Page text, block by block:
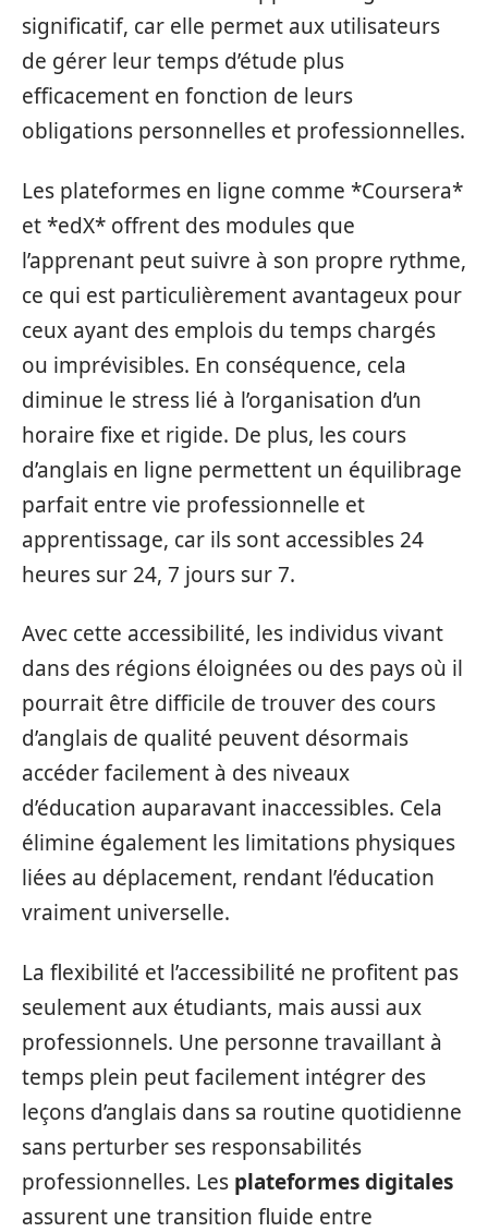
significatif, car elle permet aux utilisateurs
de gérer leur temps d’étude plus
efficacement en fonction de leurs
obligations personnelles et professionnelles.
Les plateformes en ligne comme *Coursera*
et *edX* offrent des modules que
l’apprenant peut suivre à son propre rythme,
ce qui est particulièrement avantageux pour
ceux ayant des emplois du temps chargés
ou imprévisibles. En conséquence, cela
diminue le stress lié à l’organisation d’un
horaire fixe et rigide. De plus, les cours
d’anglais en ligne permettent un équilibrage
parfait entre vie professionnelle et
apprentissage, car ils sont accessibles 24
heures sur 24, 7 jours sur 7.
Avec cette accessibilité, les individus vivant
dans des régions éloignées ou des pays où il
pourrait être difficile de trouver des cours
d’anglais de qualité peuvent désormais
accéder facilement à des niveaux
d’éducation auparavant inaccessibles. Cela
élimine également les limitations physiques
liées au déplacement, rendant l’éducation
vraiment universelle.
La flexibilité et l’accessibilité ne profitent pas
seulement aux étudiants, mais aussi aux
professionnels. Une personne travaillant à
temps plein peut facilement intégrer des
leçons d’anglais dans sa routine quotidienne
sans perturber ses responsabilités
professionnelles. Les plateformes digitales
assurent une transition fluide entre